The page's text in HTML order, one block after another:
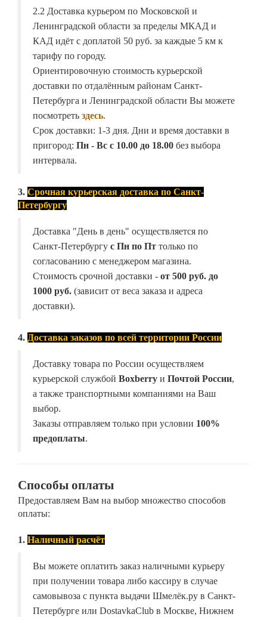
2.2 Доставка курьером по Московской и
Ленинградской области за пределы МКАД и
КАД идёт с доплатой 50 руб. за каждые 5 км к
тарифу по городу.
Ориентировочную стоимость курьерской
доставки по отдалённым районам Санкт-
Петербурга и Ленинградской области Вы можете
посмотреть здесь.
Срок доставки: 1-3 дня. Дни и время доставки в
пригород: Пн - Вс с 10.00 до 18.00 без выбора
интервала.
3. Срочная курьерская доставка по Санкт-
Петербургу
Доставка "День в день" осуществляется по
Санкт-Петербургу с Пн по Пт только по
согласованию с менеджером магазина.
Стоимость срочной доставки - от 500 руб. до
1000 руб. (зависит от веса заказа и адреса
доставки).
4. Доставка заказов по всей территории России
Доставку товара по России осуществляем
курьерской службой Boxberry и Почтой России,
а также транспортными компаниями на Ваш
выбор.
Заказы отправляем только при условии 100%
предоплаты.
Способы оплаты
Предоставляем Вам на выбор множество способов
оплаты:
1. Наличный расчёт
Вы можете оплатить заказ наличными курьеру
при получении товара либо кассиру в случае
самовывоза с пункта выдачи Шмелёк.ру в Санкт-
Петербурге или DostavkaClub в Москве, Нижнем